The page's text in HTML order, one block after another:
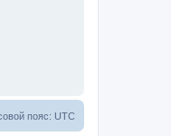
пояс: UTC